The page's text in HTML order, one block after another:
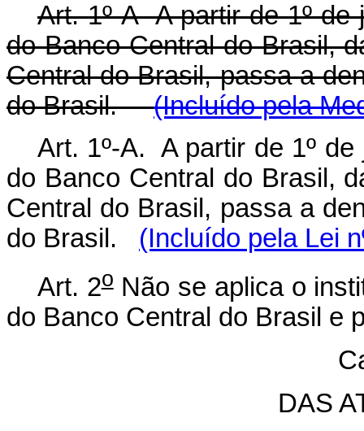
Art. 1º-A A partir de 1º de
do Banco Central do Brasil,
Central do Brasil, passa a
do Brasil.(Incluído pela
Art. 1º-A. A partir de 1º
do Banco Central do Brasil,
Central do Brasil, passa a
do Brasil. (Incluído pela Lei
Art. 2oNão se aplica o
do Banco Central do Brasil e
DAS